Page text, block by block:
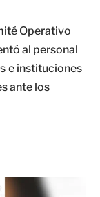
Operativo
al personal
e instituciones
ante los